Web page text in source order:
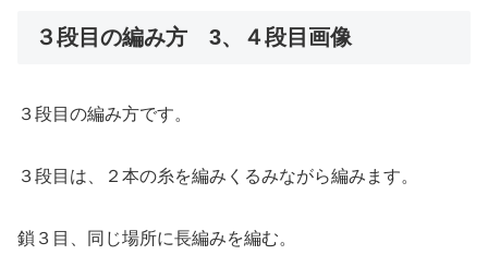
３段目の編み方 3、４段目画像
３段目の編み方です。
３段目は、２本の糸を編みくるみながら編みます。
鎖３目、同じ場所に長編みを編む。